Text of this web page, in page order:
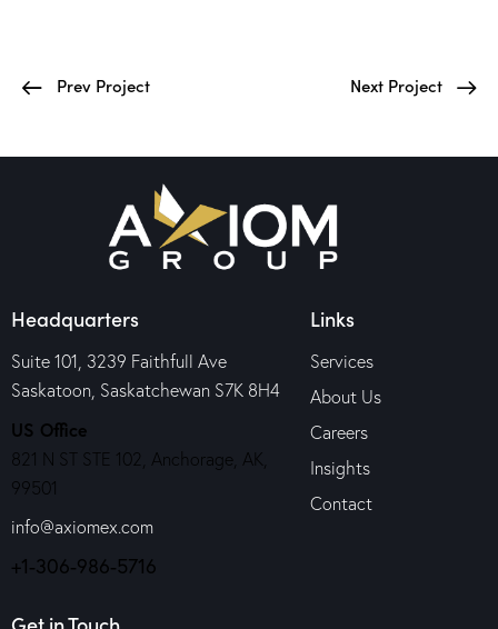
Prev Project Next Project
Headquarters
Suite 101, 3239 Faithfull Ave
Saskatoon, Saskatchewan S7K 8H4
US Office
821 N ST STE 102, Anchorage, AK,
99501
info@axiomex.com
+1-306-986-5716
Links
Services
About Us
Careers
Insights
Contact